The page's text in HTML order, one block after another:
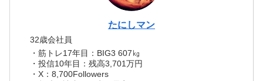
たにしマン
32歳会社員
・筋トレ17年目：BIG3 607㎏
・投信10年目：残高3,701万円
・X：8,700Followers